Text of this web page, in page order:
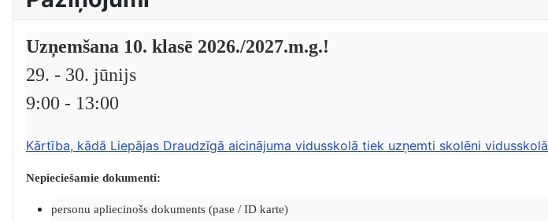
Uzņemšana 10. klasē 2026./2027.m.g.!
29. - 30. jūnijs
9:00 - 13:00
Kārtība, kādā Liepājas Draudzīgā aicinājuma vidusskolā tiek uzņemti skolēni vidusskolā
Nepieciešamie dokumenti:
personu apliecinošs dokuments (pase / ID karte)